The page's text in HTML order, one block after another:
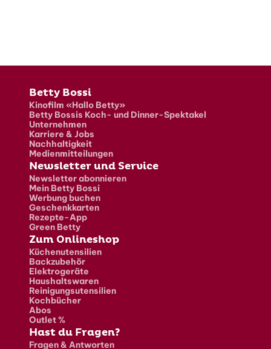
Fusszeile
Betty Bossi
Kinofilm «Hallo Betty»
Betty Bossis Koch- und Dinner-Spektakel
Unternehmen
Karriere & Jobs
Nachhaltigkeit
Medienmitteilungen
Newsletter und Service
Newsletter abonnieren
Mein Betty Bossi
Werbung buchen
Geschenkkarten
Rezepte-App
Green Betty
Zum Onlineshop
Küchenutensilien
Backzubehör
Elektrogeräte
Haushaltswaren
Reinigungsutensilien
Kochbücher
Abos
Outlet %
Hast du Fragen?
Fragen & Antworten